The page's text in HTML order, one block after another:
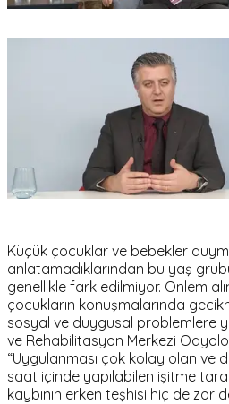
Küçük çocuklar ve bebekler
anlatamadıklarından bu yaş
genellikle fark edilmiyor. Önlem
çocukların konuşmalarında
sosyal ve duygusal problemlere
ve Rehabilitasyon Merkezi
“Uygulanması çok kolay olan ve
saat içinde yapılabilen işitme
kaybının erken teşhisi hiç de zor